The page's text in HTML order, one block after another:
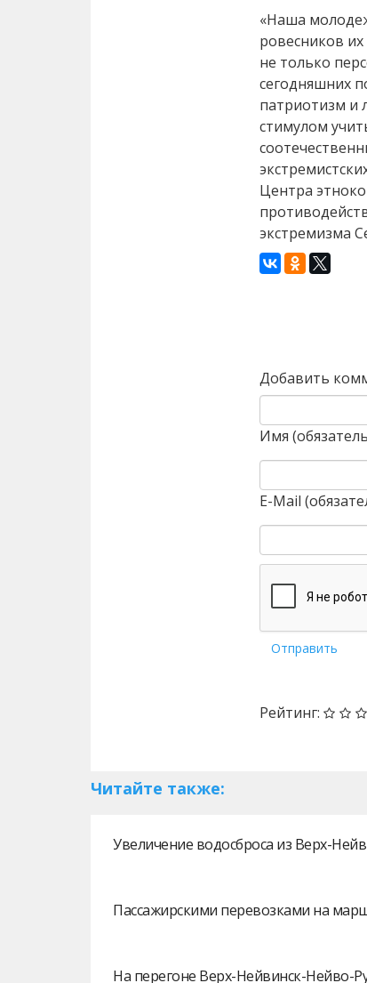
«Наша
ровесников
не только
сегодняшних
патриотизм и
стимулом
Центра
экстремизма
Добавить
Имя
E-Mail
Отправить
Рейтинг:
Читайте также:
Увеличение водосброса из Верх-
Пассажирскими перевозками на
На перегоне Верх-Нейвинск-Нейво-